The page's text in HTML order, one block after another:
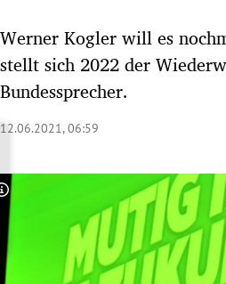
Untermenü
Untermenü
Untermenü
Untermenü
Werner Kogler will es
stellt sich 2022 der
Bundessprecher.
12.06.2021, 06:59
Copyright-Hinweis öffnen/schließen